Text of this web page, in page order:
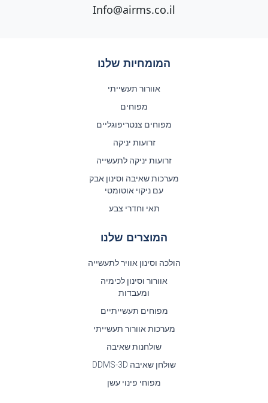
Info@airms.co.il
המומחיות שלנו
אוורור תעשייתי
מפוחים
מפוחים צנטריפוגליים
זרועות יניקה
זרועות יניקה לתעשייה
מערכות שאיבה וסינון אבק
עם ניקוי אוטומטי
תאי וחדרי צבע
המוצרים שלנו
הולכה וסינון אוויר לתעשייה
אוורור וסינון לכימיה
ומעבדות
מפוחים תעשייתיים
מערכות אוורור תעשייתי
שולחנות שאיבה
שולחן שאיבה DDMS-3D
מפוחי פינוי עשן